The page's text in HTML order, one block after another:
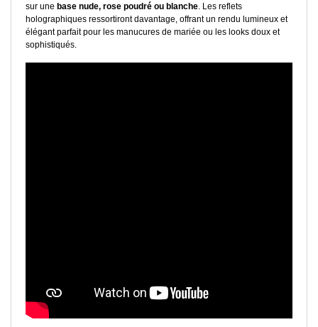
sur une base nude, rose poudré ou blanche. Les reflets
holographiques ressortiront davantage, offrant un rendu lumineux et
élégant parfait pour les manucures de mariée ou les looks doux et
sophistiqués.